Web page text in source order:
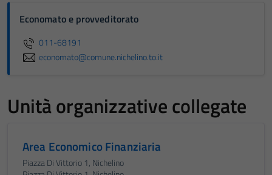
Economato e provveditorato
011-68191
economato@comune.nichelino.to.it
Unità organizzative collegate
Area Economico Finanziaria
Piazza Di Vittorio 1, Nichelino